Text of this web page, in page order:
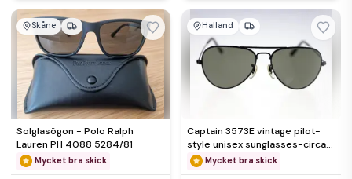
Skåne
Solglasögon - Polo Ralph
Lauren PH 4088 5284/81
Mycket bra skick
Halland
Captain 3573E vintage pilot-
style unisex sunglasses-circa
1980s (Weight: 36g)
Mycket bra skick